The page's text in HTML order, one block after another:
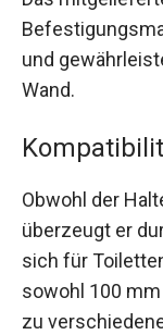
und
Wand.
Obwohl der
überzeugt er
sich für
sowohl 100
zu